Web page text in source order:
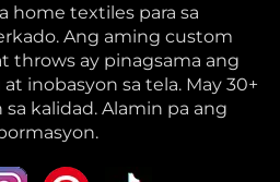
home textiles para sa
Ang aming custom
throws ay pinagsama ang
inobasyon sa tela. May 30+
sa kalidad. Alamin pa ang